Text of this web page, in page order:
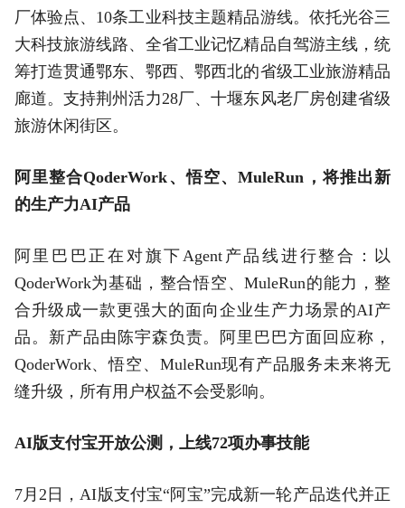
厂体验点、10条工业科技主题精品游线。依托光谷三
大科技旅游线路、全省工业记忆精品自驾游主线，统
筹打造贯通鄂东、鄂西、鄂西北的省级工业旅游精品
廊道。支持荆州活力28厂、十堰东风老厂房创建省级
旅游休闲街区。
阿里整合QoderWork、悟空、MuleRun，将推出新
的生产力AI产品
阿里巴巴正在对旗下Agent产品线进行整合：以
QoderWork为基础，整合悟空、MuleRun的能力，整
合升级成一款更强大的面向企业生产力场景的AI产
品。新产品由陈宇森负责。阿里巴巴方面回应称，
QoderWork、悟空、MuleRun现有产品服务未来将无
缝升级，所有用户权益不会受影响。
AI版支付宝开放公测，上线72项办事技能
7月2日，AI版支付宝“阿宝”完成新一轮产品迭代并正